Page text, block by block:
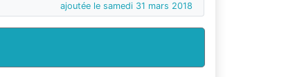
ajoutée le samedi 31 mars 2018